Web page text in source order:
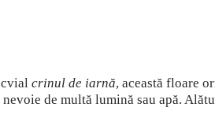
crinul de iarnă, această floare
de multă lumină sau apă.